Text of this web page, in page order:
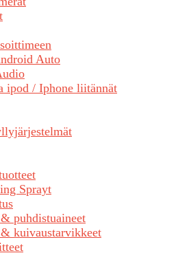
Auto
ipod / Iphone liitännät
Sprayt
puhdistuaineet
& kuivaustarvikkeet